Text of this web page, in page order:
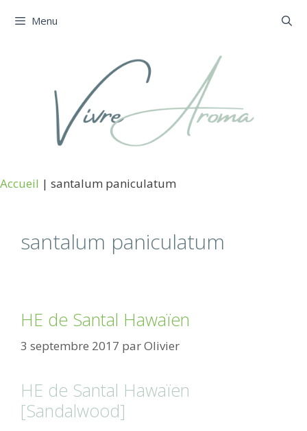
Menu
Accueil | santalum paniculatum
santalum paniculatum
HE de Santal Hawaïen
3 septembre 2017 parOlivier
HE de Santal Hawaïen
[Sandalwood]